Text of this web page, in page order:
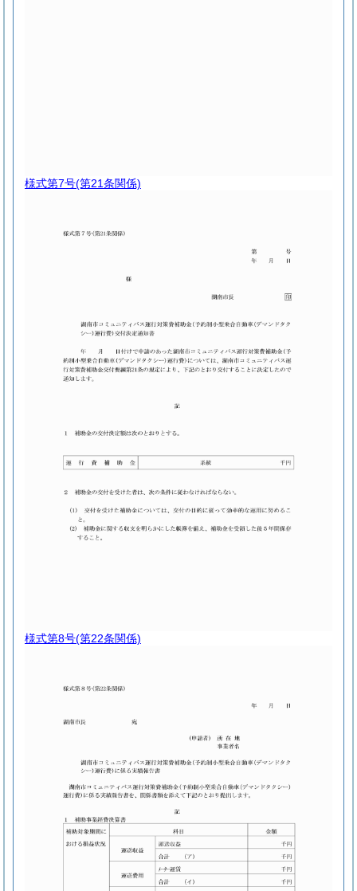
様式第7号(第21条関係)
様式第8号(第22条関係)